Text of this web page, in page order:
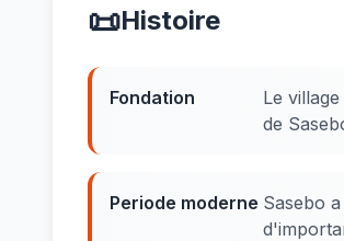
📜Histoire
Fondation
Le
de
Periode moderne Sasebo